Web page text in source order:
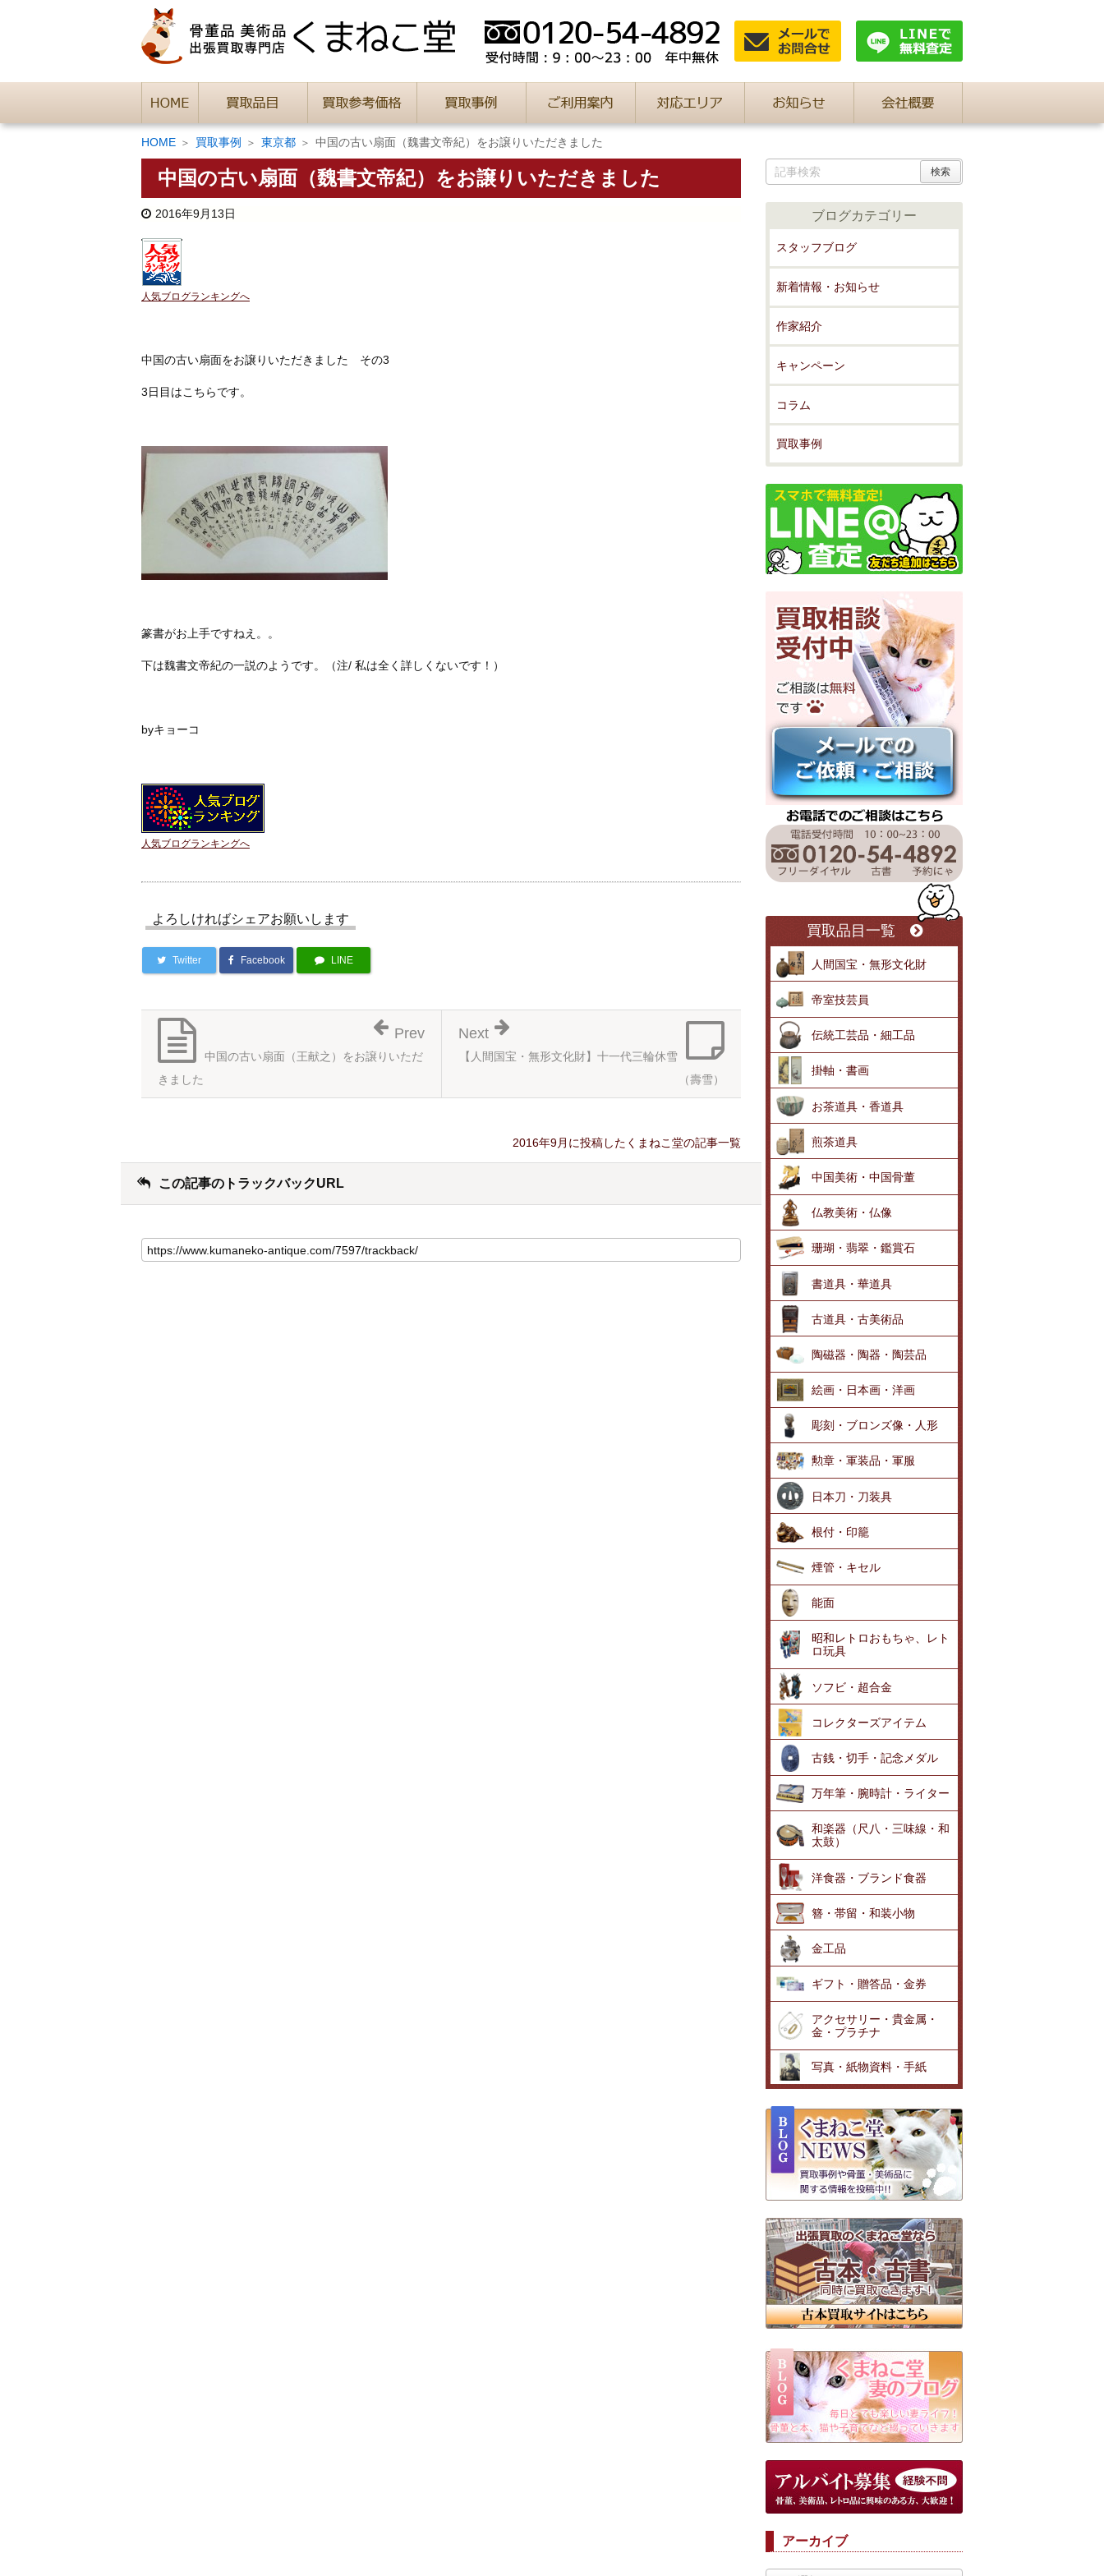
HOME 買取事例 東京都 中国の古い扇面（魏書文帝紀）をお譲りいただきました
中国の古い扇面（魏書文帝紀）をお譲りいただきました
2016年9月13日
人気ブログランキングへ
中国の古い扇面をお譲りいただきました その3
3日目はこちらです。
篆書がお上手ですねえ。。
下は魏書文帝紀の一説のようです。（注/ 私は全く詳しくないです！）
byキョーコ
人気ブログランキングへ
よろしければシェアお願いします
Twitter Facebook LINE
【人間国宝・無形文化財】十一代三輪休雪
（壽雪）
Next
中国の古い扇面（王献之）をお譲りいただ
きました
Prev
2016年9月に投稿したくまねこ堂の記事一覧
この記事のトラックバックURL
ブログカテゴリー
スタッフブログ
新着情報・お知らせ
作家紹介
キャンペーン
コラム
買取事例
買取品目一覧
人間国宝・無形文化財
帝室技芸員
伝統工芸品・細工品
掛軸・書画
お茶道具・香道具
煎茶道具
中国美術・中国骨董
仏教美術・仏像
珊瑚・翡翠・鑑賞石
書道具・華道具
古道具・古美術品
陶磁器・陶器・陶芸品
絵画・日本画・洋画
彫刻・ブロンズ像・人形
勲章・軍装品・軍服
日本刀・刀装具
根付・印籠
煙管・キセル
能面
昭和レトロおもちゃ、レト
ロ玩具
ソフビ・超合金
コレクターズアイテム
古銭・切手・記念メダル
万年筆・腕時計・ライター
和楽器（尺八・三味線・和
太鼓）
洋食器・ブランド食器
簪・帯留・和装小物
金工品
ギフト・贈答品・金券
アクセサリー・貴金属・
金・プラチナ
写真・紙物資料・手紙
アーカイブ